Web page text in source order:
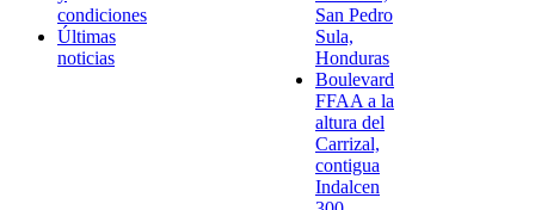
condiciones
Últimas
noticias
San Pedro
Sula,
Honduras
Boulevard
FFAA a la
altura del
Carrizal,
contigua
Indalcen